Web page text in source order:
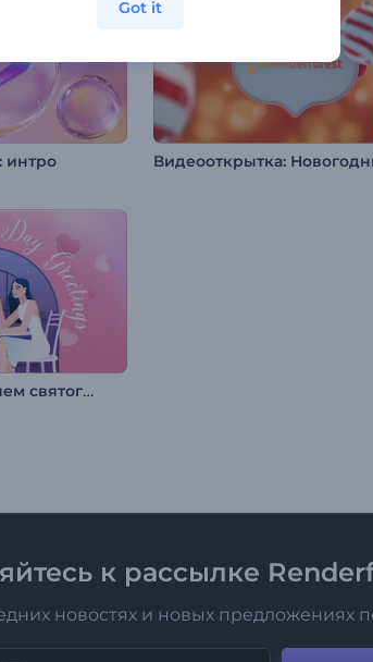
интро
Поздравления с Днем святого Валентина
к рассылке
новостях и новых предложениях
Got it